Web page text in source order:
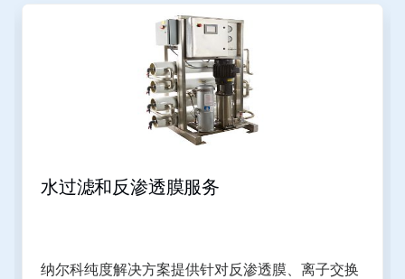
水过滤和反渗透膜服务
纳尔科纯度解决方案提供针对反渗透膜、离子交换